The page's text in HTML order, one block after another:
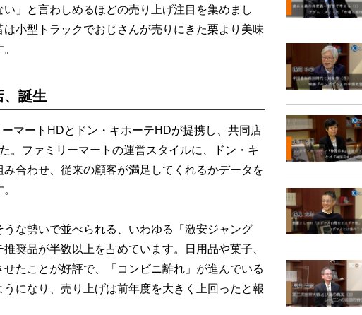
」と言わしめるほどの売り上げ注目を集めまし
小型トラックでおじさんが売りにきた栗より美味
、誕生
マートHDとドン・キホーテHDが提携し、共同店
。ファミリーマートの運営スタイルに、ドン・キ
合わせ、従来の顧客が満足してくれるかデータを
な勢いで並べられる、いわゆる「激安ジャング
奨品が半数以上を占めています。日用品や菓子、
たことが好評で、「コンビニ離れ」が進んでいる
になり、売り上げは前年度を大きく上回ったと報